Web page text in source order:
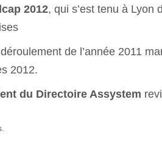
2012, qui s’est tenu à Lyon
de l’année 2011
2012.
du Directoire Assystem